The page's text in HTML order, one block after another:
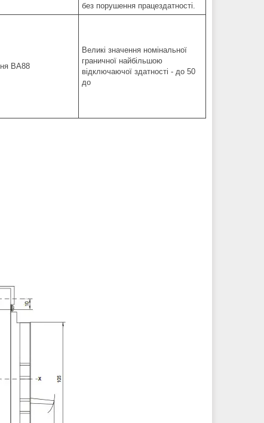
без порушення працездатності.
Великі значення номінальної
граничної найбільшою
відключаючої здатності - до 50
до